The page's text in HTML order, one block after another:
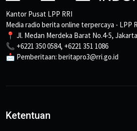
Kantor Pusat LPP RRI
Media radio berita online terpercaya - LPP
📍 Jl. Medan Merdeka Barat No.4-5,
📞 +6221 350 0584, +6221 351 1086
📩 Pemberitaan: beritapro3@rri.go.id
Ketentuan